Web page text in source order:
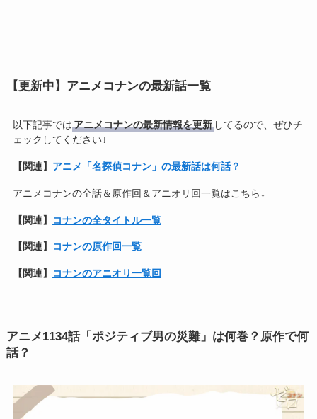
【更新中】アニメコナンの最新話一覧
以下記事ではアニメコナンの最新情報を更新してるので、ぜひチ
ェックしてください↓
【関連】 アニメ「名探偵コナン」の最新話は何話？
アニメコナンの全話＆原作回＆アニオリ回一覧はこちら↓
【関連】 コナンの全タイトル一覧
【関連】 コナンの原作回一覧
【関連】 コナンのアニオリ一覧回
アニメ1134話「ポジティブ男の災難」は何巻？原作で何
話？